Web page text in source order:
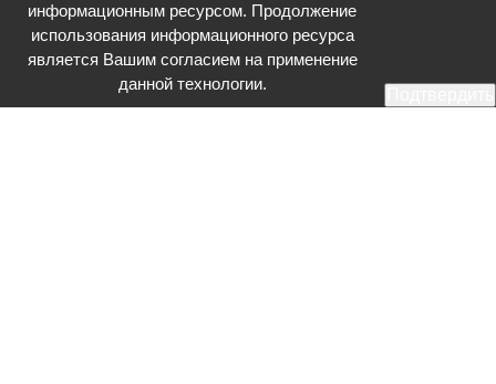
информационным ресурсом. Продолжение
использования информационного ресурса
является Вашим согласием на применение
данной технологии.